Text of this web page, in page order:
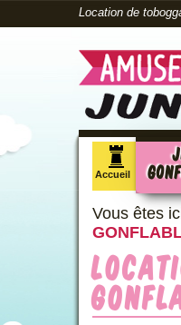
Location de
Accueil
Vous êtes